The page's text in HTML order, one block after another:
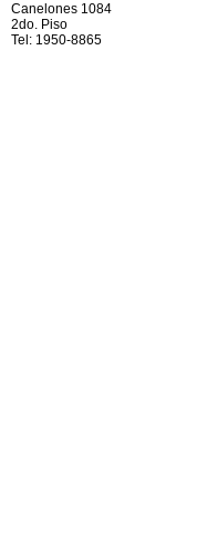
Canelones 1084
2do. Piso
Tel: 1950-8865